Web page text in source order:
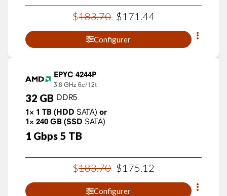
$183.70 $171 44
Configurer
EPYC 4244P
3.8 GHz 6c/12t
32 GB DDR5
1× 1 TB (HDD SATA) or
1× 240 GB (SSD SATA)
1 Gbps 5 TB
$183.70 $175.12
Configurer